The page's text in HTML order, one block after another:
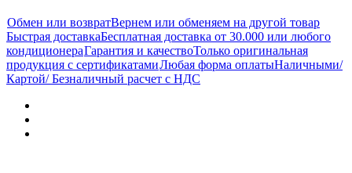
Обмен или возвратВернем или обменяем на другой товар
Быстрая доставкаБесплатная доставка от 30.000 или любого
кондиционераГарантия и качествоТолько оригинальная
продукция с сертификатамиЛюбая форма оплатыНаличными/
Картой/ Безналичный расчет с НДС